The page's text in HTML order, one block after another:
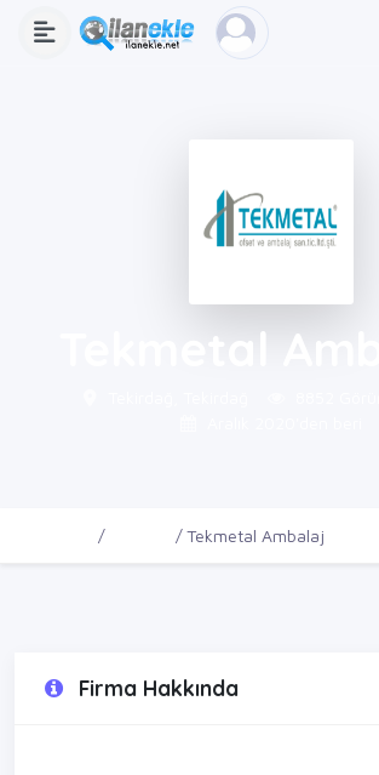
Tekmetal
Tekmetal Ambalaj
Firma Hakkında